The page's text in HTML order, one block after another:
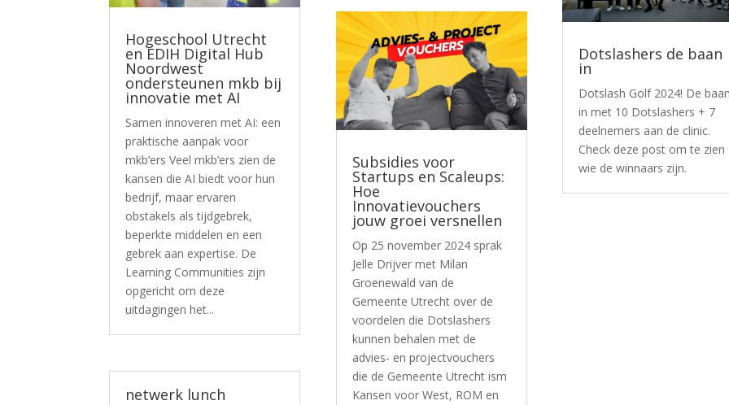
Hogeschool Utrecht
en EDIH Digital Hub
Noordwest
ondersteunen mkb bij
innovatie met AI
Samen innoveren met AI: een
praktische aanpak voor
mkb’ers Veel mkb’ers zien de
kansen die AI biedt voor hun
bedrijf, maar ervaren
obstakels als tijdgebrek,
beperkte middelen en een
gebrek aan expertise. De
Learning Communities zijn
opgericht om deze
uitdagingen het...
netwerk lunch
Subsidies voor
Startups en Scaleups:
Hoe
Innovatievouchers
jouw groei versnellen
Op 25 november 2024 sprak
Jelle Drijver met Milan
Groenewald van de
Gemeente Utrecht over de
voordelen die Dotslashers
kunnen behalen met de
advies- en projectvouchers
die de Gemeente Utrecht ism
Kansen voor West, ROM en
Dotslashers de baan
in
Dotslash Golf 2024! De
in met 10 Dotslashers + 7
deelnemers aan de clinic.
Check deze post om te zien
wie de winnaars zijn.